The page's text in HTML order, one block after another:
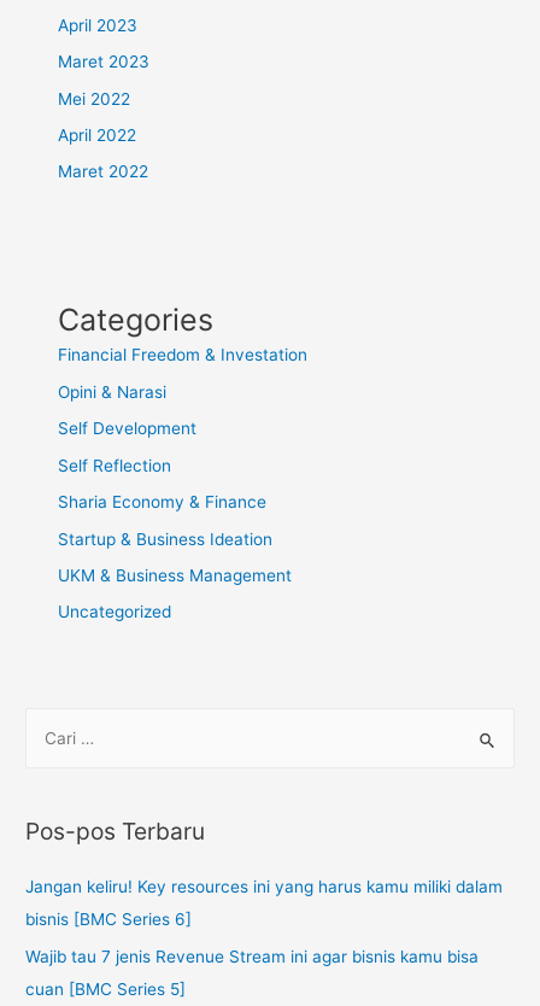
April 2023
Maret 2023
Mei 2022
April 2022
Maret 2022
Categories
Financial Freedom & Investation
Opini & Narasi
Self Development
Self Reflection
Sharia Economy & Finance
Startup & Business Ideation
UKM & Business Management
Uncategorized
Pos-pos Terbaru
Jangan keliru! Key resources ini yang harus kamu miliki dalam
bisnis [BMC Series 6]
Wajib tau 7 jenis Revenue Stream ini agar bisnis kamu bisa
cuan [BMC Series 5]